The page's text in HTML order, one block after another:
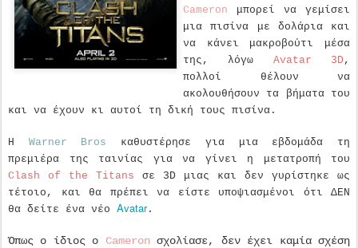
Cameron μπορεί να γεμίσει
μια πισίνα με δολάρια και
να κάνει μακροβούτι μέσα
της, λόγω Avatar 3D ,
πολλοί θέλουν να
ακολουθήσουν τα βήματα του
και να έχουν κι αυτοί τη δική τους πισίνα.
Η Warner Bros καθυστέρησε για μια εβδομάδα τη
πρεμιέρα της ταινίας για να γίνει η μετατροπή του
Clash of the Titans σε 3D μιας και δεν γυρίστηκε ως
τέτοιο, και θα πρέπει να είστε υποψιασμένοι ότι ΔΕΝ
θα δείτε ένα νέο Avatar.
Όπως ο ίδιος ο Cameron σχολίασε, δεν έχει καμία σχέση